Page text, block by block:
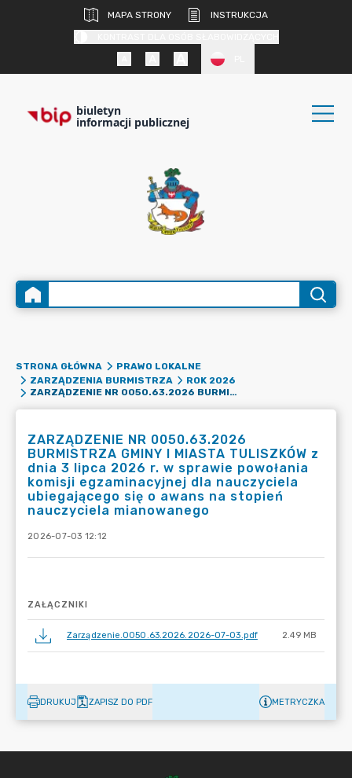
MAPA STRONY
INSTRUKCJA
biuletyn
informacji publicznej
STRONA GŁÓWNA
PRAWO LOKALNE
ZARZĄDZENIA BURMISTRZA
ROK 2026
ZARZĄDZENIE NR 0050.63.2026 BURMISTRZA GMINY I MIASTA TULISZKÓW Z DNIA 3 LIPCA 2026 R. W SPRAWIE POWOŁANIA KOMISJI EGZAMINACYJNEJ DLA NAUCZYCIELA UBIEGAJĄCEGO SIĘ O AWANS NA STOPIEŃ NAUCZYCIELA MIANOWANEGO
ZARZĄDZENIE NR 0050.63.2026
BURMISTRZA GMINY I MIASTA TULISZKÓW z
dnia 3 lipca 2026 r. w sprawie powołania
komisji egzaminacyjnej dla nauczyciela
ubiegającego się o awans na stopień
nauczyciela mianowanego
2026-07-03 12:12
ZAŁĄCZNIKI
Zarządzenie.0050.63.2026.2026-07-03.pdf 2.49 MB
DRUKUJ ZAPISZ DO PDF METRYCZKA